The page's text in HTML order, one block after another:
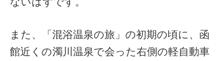
また、「混浴温泉の旅」の初期の頃に、函
館近くの濁川温泉で会った右側の軽自動車